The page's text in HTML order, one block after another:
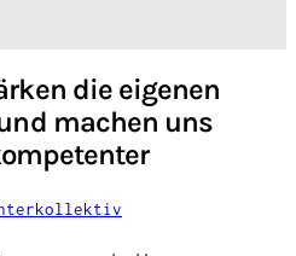
die eigenen
machen uns